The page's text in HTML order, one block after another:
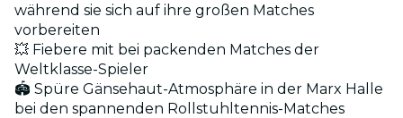
während sie sich auf ihre großen Matches
vorbereiten
💥 Fiebere mit bei packenden Matches der
Weltklasse-Spieler
🏟️ Spüre Gänsehaut-Atmosphäre in der Marx Halle
bei den spannenden Rollstuhltennis-Matches